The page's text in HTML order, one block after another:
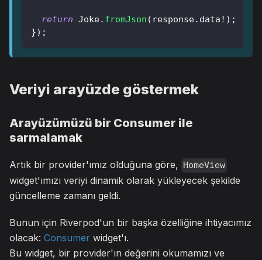
return Joke. fromJson ( response. data ! ) ;
}) ;
Veriyi arayüzde göstermek
Arayüzümüzü bir Consumer ile
sarmalamak
Artık bir provider'ımız olduğuna göre, HomeView
widget'ımızı veriyi dinamik olarak yükleyecek şekilde
güncelleme zamanı geldi.
Bunun için Riverpod'un bir başka özelliğine ihtiyacımız
olacak: Consumer widget'ı.
Bu widget, bir provider'ın değerini okumamızı ve